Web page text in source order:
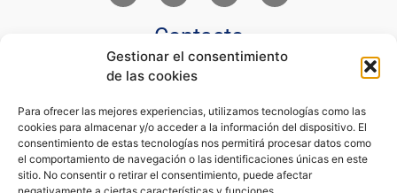
Gestionar el consentimiento
de las cookies
Para ofrecer las mejores experiencias, utilizamos tecnologías como las
cookies para almacenar y/o acceder a la información del dispositivo. El
consentimiento de estas tecnologías nos permitirá procesar datos como
el comportamiento de navegación o las identificaciones únicas en este
sitio. No consentir o retirar el consentimiento, puede afectar
Contacto
Av Juan XXIII 15b Pozuelo de Alarcón – Madrid
+34 91 352 77 28
Links
Norlan Digital Marketing Para Psicólogos
Psicólogos Pozuelo